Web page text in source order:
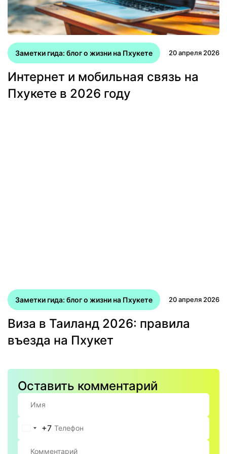
Заметки гида: блог о жизни на Пхукете 20 апреля 2026
Интернет и мобильная связь на
Пхукете в 2026 году
Заметки гида: блог о жизни на Пхукете 20 апреля 2026
Виза в Таиланд 2026: правила
въезда на Пхукет
Оставить комментарий
Россия
+7